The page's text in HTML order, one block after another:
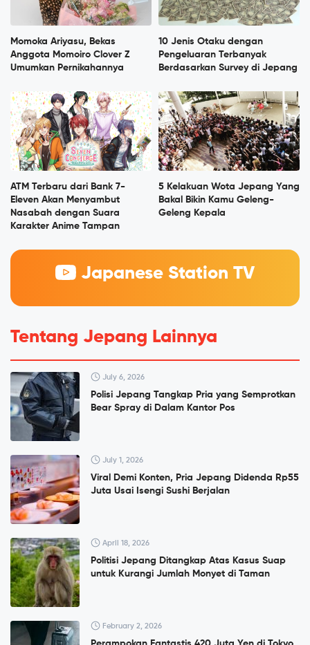
Momoka Ariyasu, Bekas
Anggota Momoiro Clover Z
Umumkan Pernikahannya
10 Jenis Otaku dengan
Pengeluaran Terbanyak
Berdasarkan Survey di Jepang
ATM Terbaru dari Bank 7-
Eleven Akan Menyambut
Nasabah dengan Suara
Karakter Anime Tampan
5 Kelakuan Wota Jepang Yang
Bakal Bikin Kamu Geleng-
Geleng Kepala
Japanese Station TV
Tentang Jepang Lainnya
July 6, 2026
Polisi Jepang Tangkap Pria yang Semprotkan
Bear Spray di Dalam Kantor Pos
July 1, 2026
Viral Demi Konten, Pria Jepang Didenda Rp55
Juta Usai Isengi Sushi Berjalan
April 18, 2026
Politisi Jepang Ditangkap Atas Kasus Suap
untuk Kurangi Jumlah Monyet di Taman
February 2, 2026